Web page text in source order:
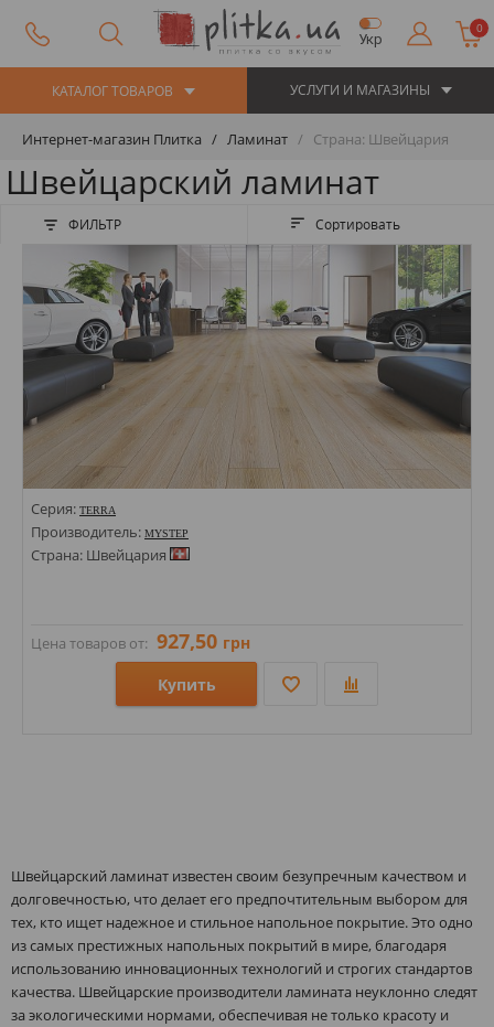
Укр
0
КАТАЛОГ ТОВАРОВ УСЛУГИ И МАГАЗИНЫ
Интернет-магазин Плитка Ламинат Страна: Швейцария
Швейцарский ламинат
ФИЛЬТР Сортировать
Серия: TERRA
Производитель: MYSTEP
Страна: Швейцария
Цена товаров от: 927,50 грн
Купить
Швейцарский ламинат известен своим безупречным качеством и
долговечностью, что делает его предпочтительным выбором для
тех, кто ищет надежное и стильное напольное покрытие. Это одно
из самых престижных напольных покрытий в мире, благодаря
использованию инновационных технологий и строгих стандартов
качества. Швейцарские производители ламината неуклонно следят
за экологическими нормами, обеспечивая не только красоту и